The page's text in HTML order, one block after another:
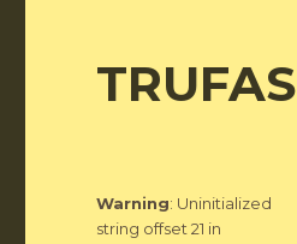
Warning: Uninitialized
string offset 21 in